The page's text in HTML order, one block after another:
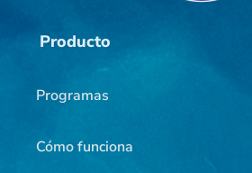
Producto
Programas
Cómo funciona